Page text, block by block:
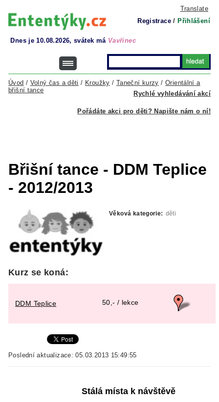
Translate
Registrace / Přihlášení
Dnes je 10.08.2026, svátek má Vavřinec
Rychlé vyhledávání akcí
Úvod / Volný čas a děti / Kroužky / Taneční kurzy /Orientální a
břišní tance
Pořádáte akci pro děti? Napište nám o ní!
Břišní tance - DDM Teplice
- 2012/2013
Věková kategorie: děti
Kurz se koná:
DDM Teplice 50,- / lekce
Poslední aktualizace: 05.03.2013 15:49:55
Stálá místa k návštěvě